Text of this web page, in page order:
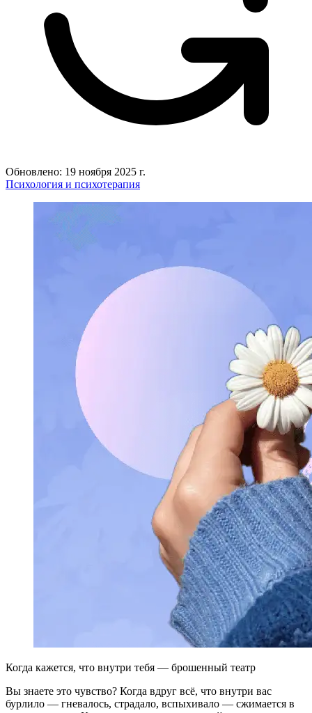
Обновлено: 19 ноября 2025 г.
Психология и психотерапия
Когда кажется, что внутри тебя — брошенный театр
Вы знаете это чувство? Когда вдруг всё, что внутри вас
бурлило — гневалось, страдало, вспыхивало — сжимается в